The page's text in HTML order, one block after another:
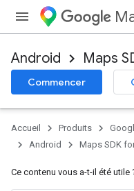
Android Maps
Commencer
Accueil Produits
Android
Maps SDK
Ce contenu vous a-t-il été utile